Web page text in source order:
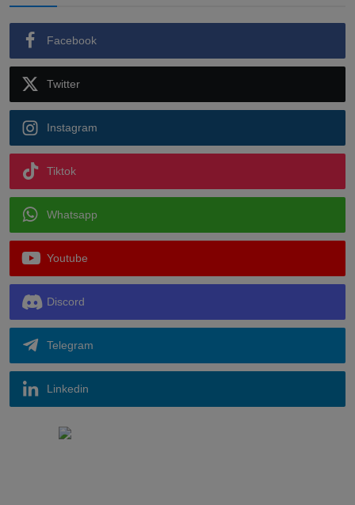
Facebook
Twitter
Instagram
Tiktok
Whatsapp
Youtube
Discord
Telegram
Linkedin